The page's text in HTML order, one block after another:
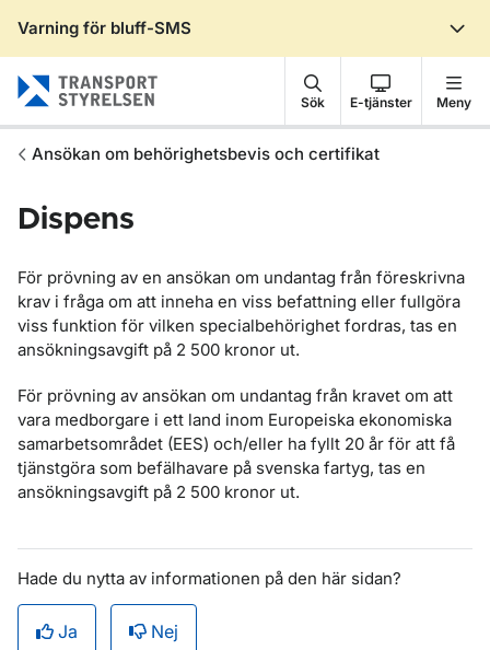
Varning för bluff-SMS
Sök E-tjänster Meny
Ansökan om behörighetsbevis och certifikat
Dispens
För prövning av en ansökan om undantag från föreskrivna
krav i fråga om att inneha en viss befattning eller fullgöra
viss funktion för vilken specialbehörighet fordras, tas en
ansökningsavgift på 2 500 kronor ut.
För prövning av ansökan om undantag från kravet om att
vara medborgare i ett land inom Europeiska ekonomiska
samarbetsområdet (EES) och/eller ha fyllt 20 år för att få
tjänstgöra som befälhavare på svenska fartyg, tas en
ansökningsavgift på 2 500 kronor ut.
Hade du nytta av informationen på den här sidan?
Ja Nej